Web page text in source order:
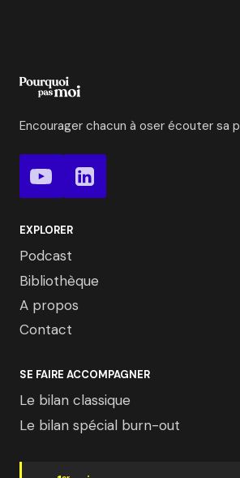
Encourager chacun à oser écouter sa
EXPLORER
Podcast
Bibliothèque
A propos
Contact
SE FAIRE ACCOMPAGNER
Le bilan classique
Le bilan spécial burn-out